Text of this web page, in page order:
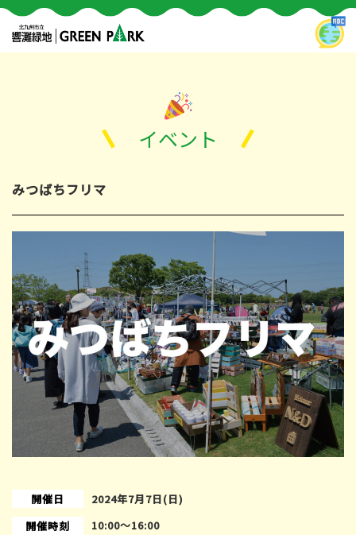
イベント
みつばちフリマ
開催日
2024年7月7日(日)
開催時刻
10:00〜16:00